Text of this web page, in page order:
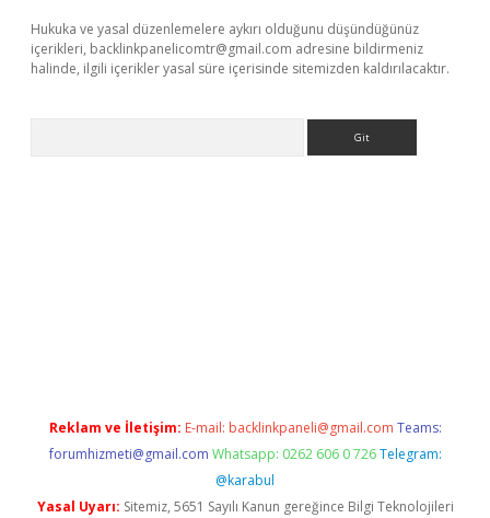
Hukuka ve yasal düzenlemelere aykırı olduğunu düşündüğünüz
içerikleri, backlinkpanelicomtr@gmail.com adresine bildirmeniz
halinde, ilgili içerikler yasal süre içerisinde sitemizden kaldırılacaktır.
Reklam ve İletişim: E-mail: backlinkpaneli@gmail.com Teams:
forumhizmeti@gmail.com Whatsapp: 0262 606 0 726 Telegram:
@karabul
Yasal Uyarı: Sitemiz, 5651 Sayılı Kanun gereğince Bilgi Teknolojileri